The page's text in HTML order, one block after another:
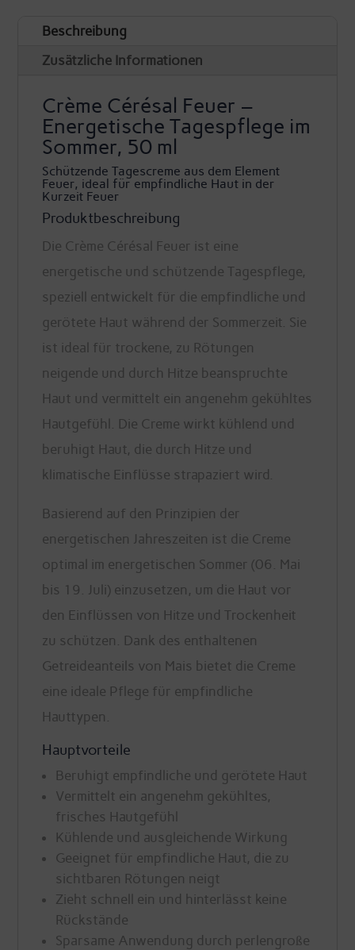
Tagescreme
Phyto5
Menge
Beschreibung
Zusätzliche Informationen
Crème Cérésal Feuer –
Energetische Tagespflege im
Sommer, 50 ml
Schützende Tagescreme aus dem Element
Feuer, ideal für empfindliche Haut in der
Kurzeit Feuer
Produktbeschreibung
Die Crème Cérésal Feuer ist eine
energetische und schützende Tagespflege,
speziell entwickelt für die empfindliche und
gerötete Haut während der Sommerzeit. Sie
ist ideal für trockene, zu Rötungen
neigende und durch Hitze beanspruchte
Haut und vermittelt ein angenehm gekühltes
Hautgefühl. Die Creme wirkt kühlend und
beruhigt Haut, die durch Hitze und
klimatische Einflüsse strapaziert wird.
Basierend auf den Prinzipien der
energetischen Jahreszeiten ist die Creme
optimal im energetischen Sommer (06. Mai
bis 19. Juli) einzusetzen, um die Haut vor
den Einflüssen von Hitze und Trockenheit
zu schützen. Dank des enthaltenen
Getreideanteils von Mais bietet die Creme
eine ideale Pflege für empfindliche
Hauttypen.
Hauptvorteile
Beruhigt empfindliche und gerötete Haut
Vermittelt ein angenehm gekühltes,
frisches Hautgefühl
Kühlende und ausgleichende Wirkung
Geeignet für empfindliche Haut, die zu
sichtbaren Rötungen neigt
Zieht schnell ein und hinterlässt keine
Rückstände
Sparsame Anwendung durch perlengroße